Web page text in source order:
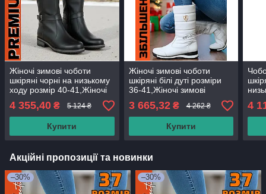
Жіночі зимові чоботи
шкіряні чорні на низькому
ходу розмір 40-41,Жіночі
зимові чоботи шкіряні від
виробника
4 355,40 ₴ 5 124 ₴
Купити
Жіночі зимові чоботи
шкіряні білі дуті розміри
36-41,Жіночі зимові
чоботи шкіряні білі дуті 36-
41
3 665,32₴ 4 262 ₴
Купити
4
Акційні пропозиції та новинки
–30% –30%